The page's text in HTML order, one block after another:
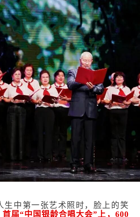
生中第一张艺术照时，脸上的笑
首届“中国银龄合唱大会”上，600